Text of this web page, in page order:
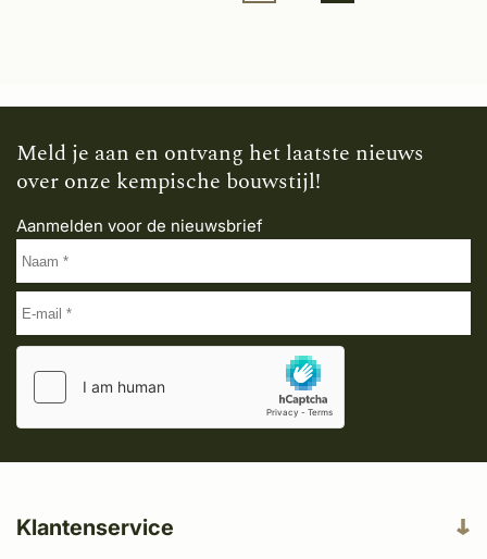
Meld je aan en ontvang het laatste nieuws
over onze kempische bouwstijl!
Aanmelden voor de nieuwsbrief
Klantenservice